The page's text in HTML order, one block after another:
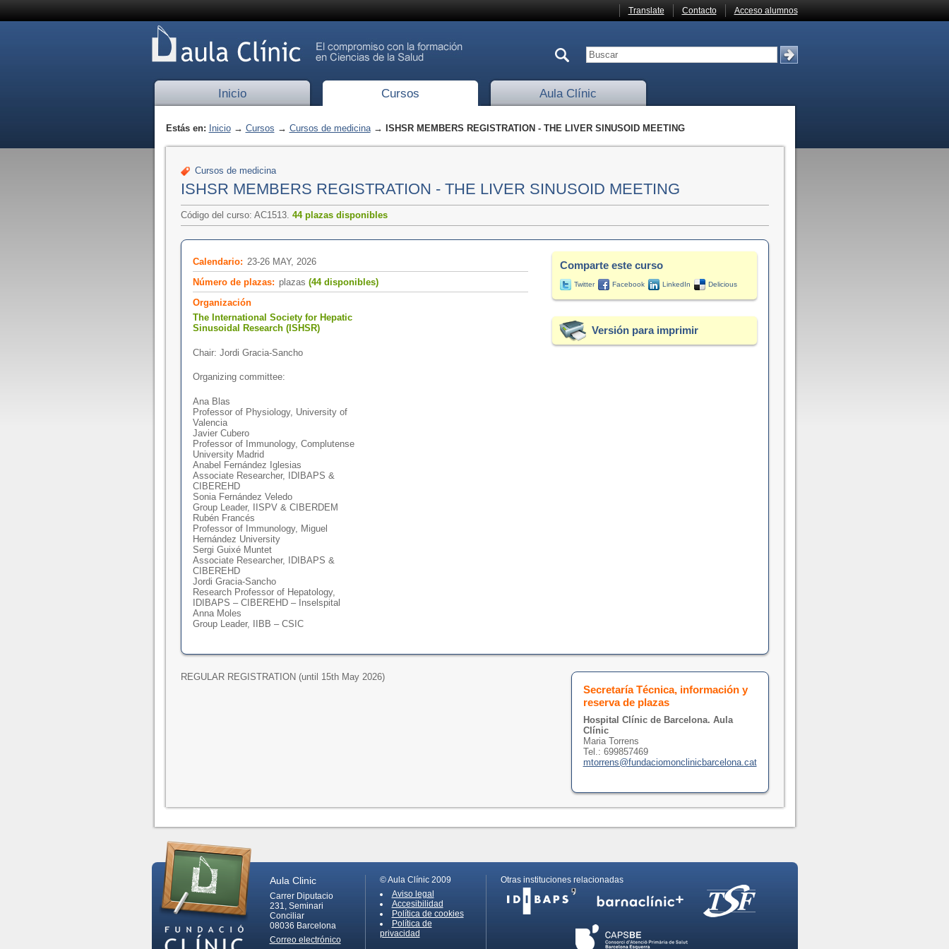
Translate Contacto Acceso alumnos
Inicio Cursos Aula Clínic
Estás en: Inicio→ Cursos → Cursos de medicina→ ISHSR MEMBERS REGISTRATION - THE LIVER SINUSOID MEETING
Cursos de medicina
ISHSR MEMBERS REGISTRATION - THE LIVER SINUSOID MEETING
Código del curso: AC1513. 44 plazas disponibles
Calendario: 23-26 MAY, 2026
Número de plazas: plazas (44 disponibles)
Organización
The International Society for Hepatic
Sinusoidal Research (ISHSR)
Chair: Jordi Gracia-Sancho
Organizing committee:
Ana Blas
Professor of Physiology, University of
Valencia
Javier Cubero
Professor of Immunology, Complutense
University Madrid
Anabel Fernández Iglesias
Associate Researcher, IDIBAPS &
CIBEREHD
Sonia Fernández Veledo
Group Leader, IISPV & CIBERDEM
Rubén Francés
Professor of Immunology, Miguel
Hernández University
Sergi Guixé Muntet
Associate Researcher, IDIBAPS &
CIBEREHD
Jordi Gracia-Sancho
Research Professor of Hepatology,
IDIBAPS – CIBEREHD – Inselspital
Anna Moles
Group Leader, IIBB – CSIC
Comparte este curso
Twitter Facebook LinkedIn Delicious
Versión para imprimir
REGULAR REGISTRATION (until 15th May 2026)
Secretaría Técnica, información y
reserva de plazas
Hospital Clínic de Barcelona. Aula
Clínic
Maria Torrens
Tel.: 699857469
mtorrens@fundaciomonclinicbarcelona.cat
Aula Clinic
Carrer Diputacio
231, Seminari
Conciliar
08036 Barcelona
Correo electrónico
© Aula Clínic 2009
Aviso legal
Accesibilidad
Política de cookies
Política de
privacidad
Otras instituciones relacionadas